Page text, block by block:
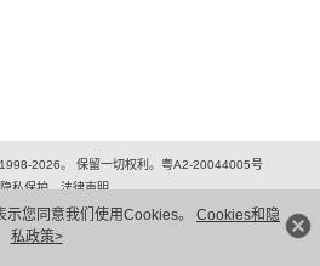
您同意我们使用Cookies。 Cookies和隐
私政策>
2026。 保留一切权利。粤A2-20044005号
隐私保护
法律声明